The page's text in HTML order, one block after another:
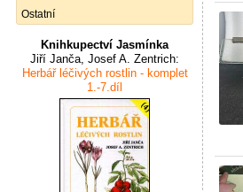
Ostatní
Knihkupectví Jasmínka
Jiří Janča, Josef A. Zentrich:
Herbář léčivých rostlin - komplet
1.-7.díl